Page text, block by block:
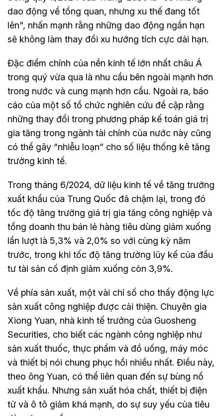
dao động về tổng quan, nhưng xu thế đang tốt
lên", nhấn mạnh rằng những dao động ngắn hạn
sẽ không làm thay đổi xu hướng tích cực dài hạn.
Đặc điểm chính của nền kinh tế lớn nhất châu Á
trong quý vừa qua là nhu cầu bên ngoài mạnh hơn
trong nước và cung mạnh hơn cầu. Ngoài ra, báo
cáo của một số tổ chức nghiên cứu đề cập rằng
những thay đổi trong phương pháp kế toán giá trị
gia tăng trong ngành tài chính của nước này cũng
có thể gây “nhiễu loạn” cho số liệu thống kê tăng
trưởng kinh tế.
Trong tháng 6/2024, dữ liệu kinh tế về tăng trưởng
xuất khẩu của Trung Quốc đã chậm lại, trong đó
tốc độ tăng trưởng giá trị gia tăng công nghiệp và
tổng doanh thu bán lẻ hàng tiêu dùng giảm xuống
lần lượt là 5,3% và 2,0% so với cùng kỳ năm
trước, trong khi tốc độ tăng trưởng lũy kế của đầu
tư tài sản cố định giảm xuống còn 3,9%.
Về phía sản xuất, một vài chỉ số cho thấy động lực
sản xuất công nghiệp được cải thiện. Chuyên gia
Xiong Yuan, nhà kinh tế trưởng của Guosheng
Securities, cho biết các ngành công nghiệp như
sản xuất thuốc, thực phẩm và đồ uống, máy móc
và thiết bị nói chung phục hồi nhiều nhất. Điều này,
theo ông Yuan, có thể liên quan đến sự bùng nổ
xuất khẩu. Nhưng sản xuất hóa chất, thiết bị điện
tử và ô tô giảm khá mạnh, do sự suy yếu của tiêu